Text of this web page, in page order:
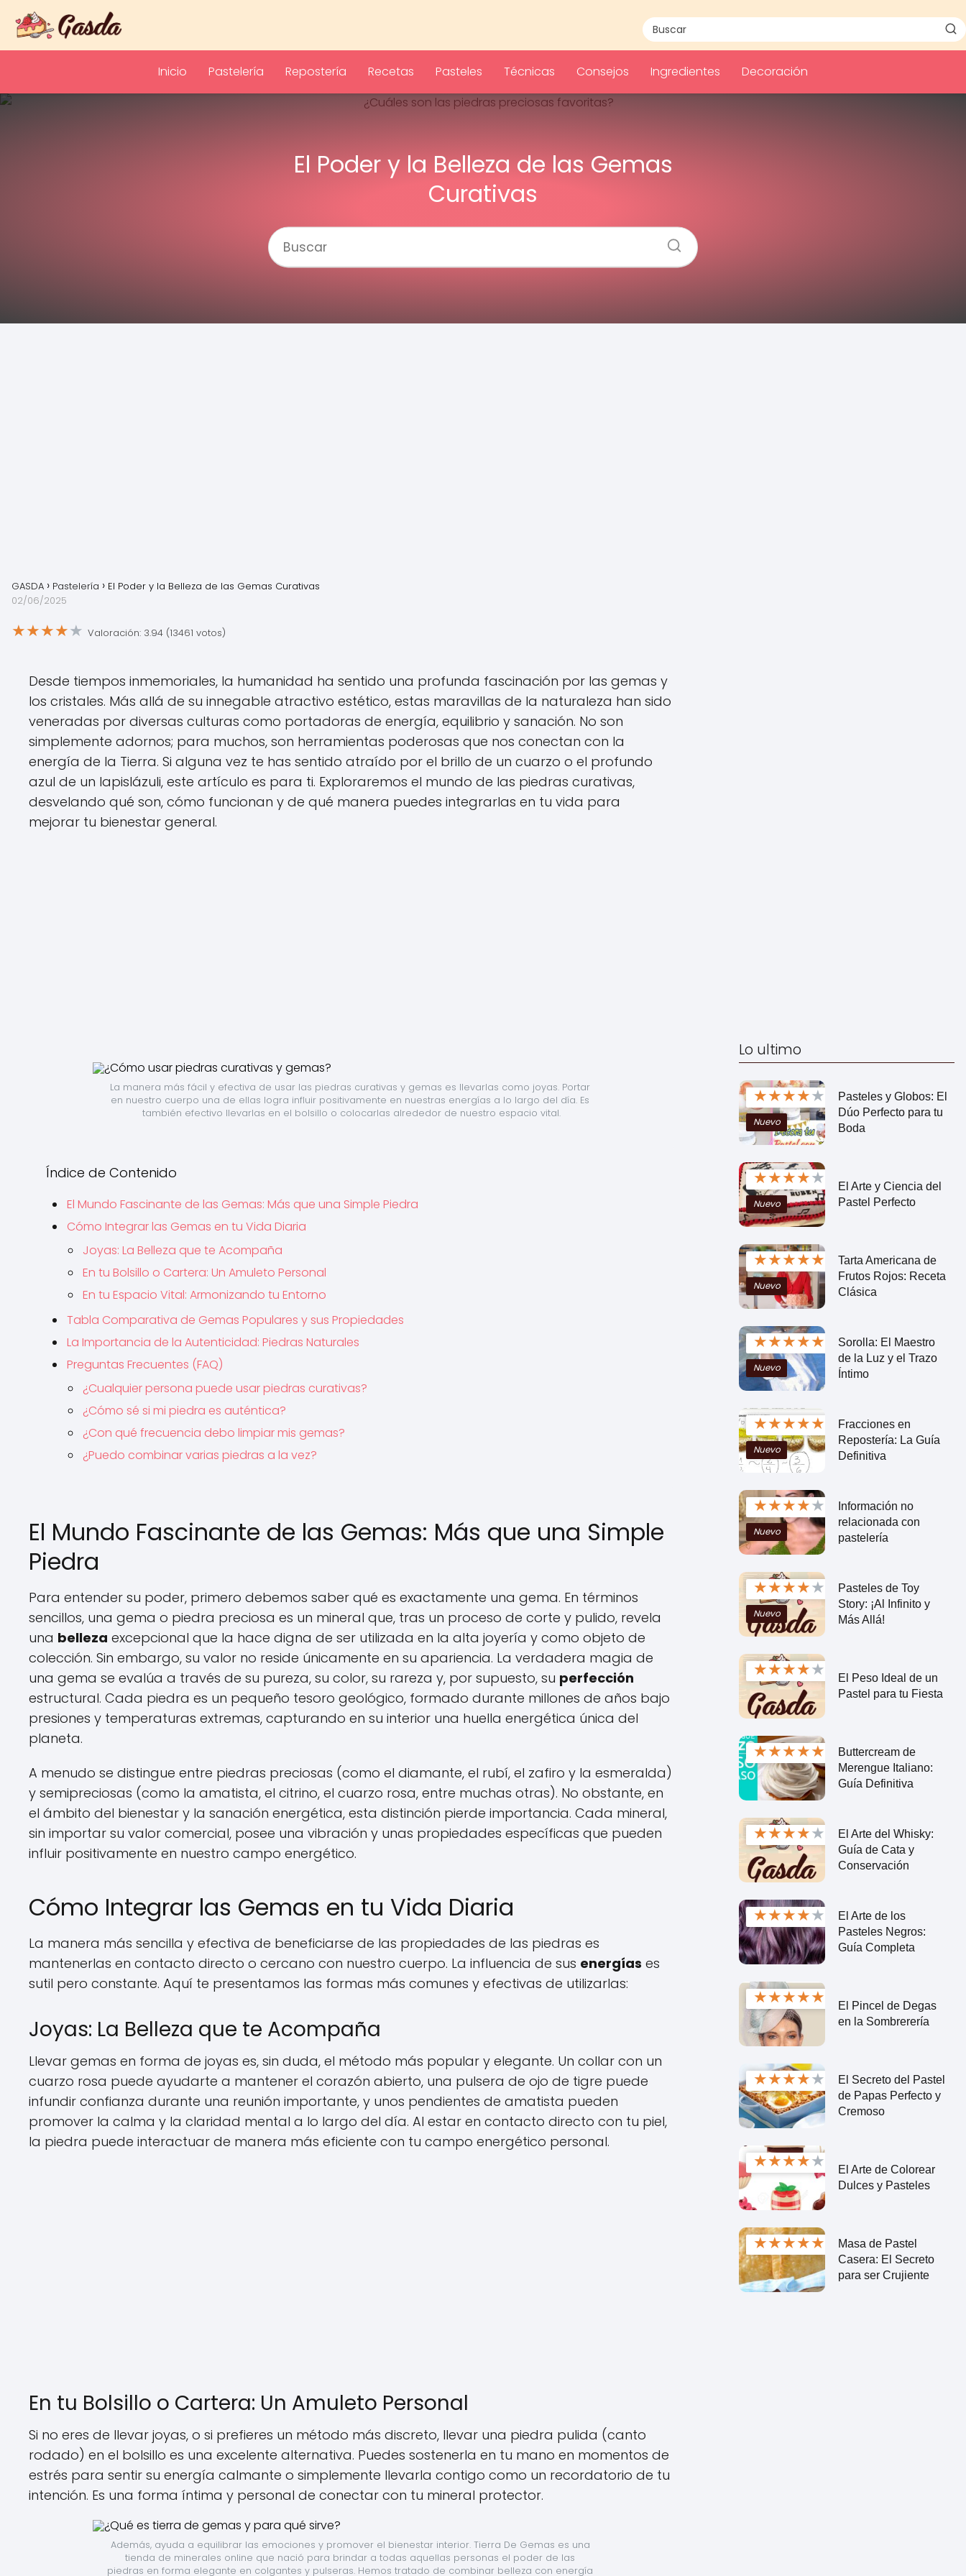
Inicio Pastelería Repostería Recetas Pasteles Técnicas Consejos Ingredientes Decoración
El Poder y la Belleza de las Gemas
Curativas
GASDA Pastelería
El Poder y la Belleza de las Gemas Curativas
02/06/2025
★★★★★ Valoración: 3.94 (13461 votos)
Desde tiempos inmemoriales, la humanidad ha sentido una profunda fascinación por las gemas y
los cristales. Más allá de su innegable atractivo estético, estas maravillas de la naturaleza han sido
veneradas por diversas culturas como portadoras de energía, equilibrio y sanación. No son
simplemente adornos; para muchos, son herramientas poderosas que nos conectan con la
energía de la Tierra. Si alguna vez te has sentido atraído por el brillo de un cuarzo o el profundo
azul de un lapislázuli, este artículo es para ti. Exploraremos el mundo de las piedras curativas,
desvelando qué son, cómo funcionan y de qué manera puedes integrarlas en tu vida para
mejorar tu bienestar general.
La manera más fácil y efectiva de usar las piedras curativas y gemas es llevarlas como joyas. Portar
en nuestro cuerpo una de ellas logra influir positivamente en nuestras energías a lo largo del día. Es
también efectivo llevarlas en el bolsillo o colocarlas alrededor de nuestro espacio vital.
Índice de Contenido
El Mundo Fascinante de las Gemas: Más que una Simple Piedra
Cómo Integrar las Gemas en tu Vida Diaria
Joyas: La Belleza que te Acompaña
En tu Bolsillo o Cartera: Un Amuleto Personal
En tu Espacio Vital: Armonizando tu Entorno
Tabla Comparativa de Gemas Populares y sus Propiedades
La Importancia de la Autenticidad: Piedras Naturales
Preguntas Frecuentes (FAQ)
¿Cualquier persona puede usar piedras curativas?
¿Cómo sé si mi piedra es auténtica?
¿Con qué frecuencia debo limpiar mis gemas?
¿Puedo combinar varias piedras a la vez?
El Mundo Fascinante de las Gemas: Más que una Simple
Piedra
Para entender su poder, primero debemos saber qué es exactamente una gema. En términos
sencillos, una gema o piedra preciosa es un mineral que, tras un proceso de corte y pulido, revela
una belleza excepcional que la hace digna de ser utilizada en la alta joyería y como objeto de
colección. Sin embargo, su valor no reside únicamente en su apariencia. La verdadera magia de
una gema se evalúa a través de su pureza, su color, su rareza y, por supuesto, su perfección
estructural. Cada piedra es un pequeño tesoro geológico, formado durante millones de años bajo
presiones y temperaturas extremas, capturando en su interior una huella energética única del
planeta.
A menudo se distingue entre piedras preciosas (como el diamante, el rubí, el zafiro y la esmeralda)
y semipreciosas (como la amatista, el citrino, el cuarzo rosa, entre muchas otras). No obstante, en
el ámbito del bienestar y la sanación energética, esta distinción pierde importancia. Cada mineral,
sin importar su valor comercial, posee una vibración y unas propiedades específicas que pueden
influir positivamente en nuestro campo energético.
Cómo Integrar las Gemas en tu Vida Diaria
La manera más sencilla y efectiva de beneficiarse de las propiedades de las piedras es
mantenerlas en contacto directo o cercano con nuestro cuerpo. La influencia de sus energías es
sutil pero constante. Aquí te presentamos las formas más comunes y efectivas de utilizarlas:
Joyas: La Belleza que te Acompaña
Llevar gemas en forma de joyas es, sin duda, el método más popular y elegante. Un collar con un
cuarzo rosa puede ayudarte a mantener el corazón abierto, una pulsera de ojo de tigre puede
infundir confianza durante una reunión importante, y unos pendientes de amatista pueden
promover la calma y la claridad mental a lo largo del día. Al estar en contacto directo con tu piel,
la piedra puede interactuar de manera más eficiente con tu campo energético personal.
En tu Bolsillo o Cartera: Un Amuleto Personal
Si no eres de llevar joyas, o si prefieres un método más discreto, llevar una piedra pulida (canto
rodado) en el bolsillo es una excelente alternativa. Puedes sostenerla en tu mano en momentos de
estrés para sentir su energía calmante o simplemente llevarla contigo como un recordatorio de tu
intención. Es una forma íntima y personal de conectar con tu mineral protector.
Además, ayuda a equilibrar las emociones y promover el bienestar interior. Tierra De Gemas es una
tienda de minerales online que nació para brindar a todas aquellas personas el poder de las
piedras en forma elegante en colgantes y pulseras. Hemos tratado de combinar belleza con energía
Lo ultimo
★★★★★
Nuevo
Pasteles y Globos: El
Dúo Perfecto para tu
Boda
★★★★★
Nuevo
El Arte y Ciencia del
Pastel Perfecto
★★★★★
Nuevo
Tarta Americana de
Frutos Rojos: Receta
Clásica
★★★★★
Nuevo
Sorolla: El Maestro
de la Luz y el Trazo
Íntimo
★★★★★
Nuevo
Fracciones en
Repostería: La Guía
Definitiva
★★★★★
Nuevo
Información no
relacionada con
pastelería
★★★★★
Nuevo
Pasteles de Toy
Story: ¡Al Infinito y
Más Allá!
★★★★★
El Peso Ideal de un
Pastel para tu Fiesta
★★★★★
Buttercream de
Merengue Italiano:
Guía Definitiva
★★★★★
El Arte del Whisky:
Guía de Cata y
Conservación
★★★★★
El Arte de los
Pasteles Negros:
Guía Completa
★★★★★
El Pincel de Degas
en la Sombrerería
★★★★★
El Secreto del Pastel
de Papas Perfecto y
Cremoso
★★★★★
El Arte de Colorear
Dulces y Pasteles
★★★★★
Masa de Pastel
Casera: El Secreto
para ser Crujiente